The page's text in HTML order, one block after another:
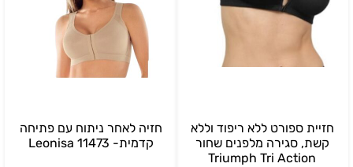
בחרי צבע:
לבן
*
בחרי צבע:
חזיית ספורט ללא ריפוד וללא
קשת, סגירה מלפנים שחור
Triumph Tri Action
חזיה לאחר ניתוח עם פתיחה
קדמית- 11473 Leonisa